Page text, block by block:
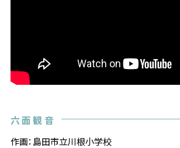
六面観音
作画：島田市立川根小学校